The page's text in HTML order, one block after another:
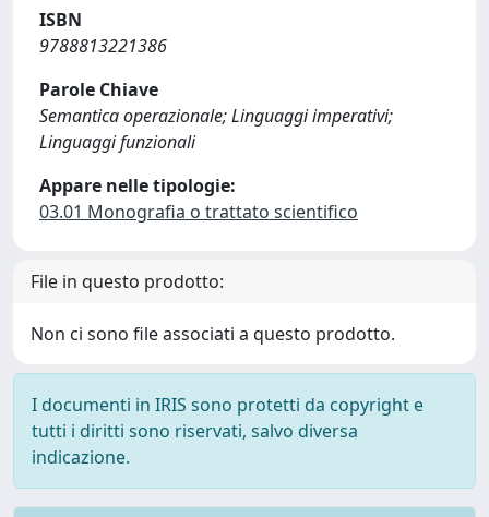
ISBN
9788813221386
Parole Chiave
Semantica operazionale; Linguaggi imperativi;
Linguaggi funzionali
Appare nelle tipologie:
03.01 Monografia o trattato scientifico
File in questo prodotto:
Non ci sono file associati a questo prodotto.
I documenti in IRIS sono protetti da copyright e
tutti i diritti sono riservati, salvo diversa
indicazione.